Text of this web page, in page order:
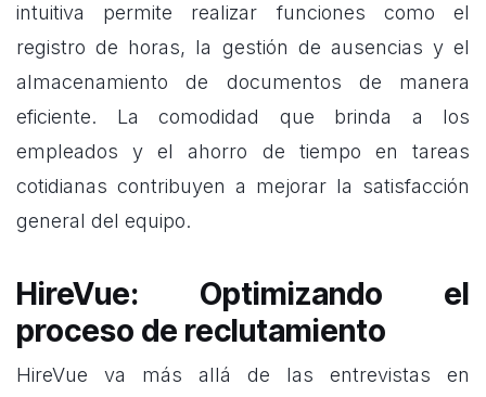
intuitiva permite realizar funciones como el
registro de horas, la gestión de ausencias y el
almacenamiento de documentos de manera
eficiente. La comodidad que brinda a los
empleados y el ahorro de tiempo en tareas
cotidianas contribuyen a mejorar la satisfacción
general del equipo.
HireVue: Optimizando el
proceso de reclutamiento
HireVue va más allá de las entrevistas en